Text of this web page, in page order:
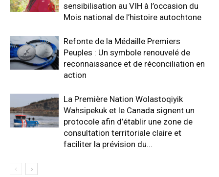
sensibilisation au VIH à l’occasion du
Mois national de l’histoire autochtone
Refonte de la Médaille Premiers
Peuples : Un symbole renouvelé de
reconnaissance et de réconciliation en
action
La Première Nation Wolastoqiyik
Wahsipekuk et le Canada signent un
protocole afin d’établir une zone de
consultation territoriale claire et
faciliter la prévision du...